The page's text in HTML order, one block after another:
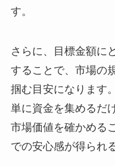
す。
さらに、目標金額に
することで、市場の
掴む目安になります
単に資金を集めるだ
市場価値を確かめる
での安心感が得られ